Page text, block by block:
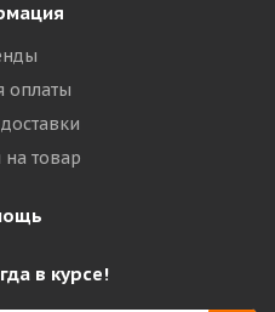
оплаты
на товар
в курсе!